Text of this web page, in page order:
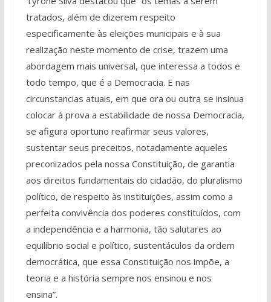
tratados, além de dizerem respeito
especificamente às eleições municipais e à sua
realização neste momento de crise, trazem uma
abordagem mais universal, que interessa a todos e
todo tempo, que é a Democracia. E nas
circunstancias atuais, em que ora ou outra se insinua
colocar à prova a estabilidade de nossa Democracia,
se afigura oportuno reafirmar seus valores,
sustentar seus preceitos, notadamente aqueles
preconizados pela nossa Constituição, de garantia
aos direitos fundamentais do cidadão, do pluralismo
político, de respeito às instituições, assim como a
perfeita convivência dos poderes constituídos, com
a independência e a harmonia, tão salutares ao
equilíbrio social e político, sustentáculos da ordem
democrática, que essa Constituição nos impõe, a
teoria e a história sempre nos ensinou e nos
ensina”.